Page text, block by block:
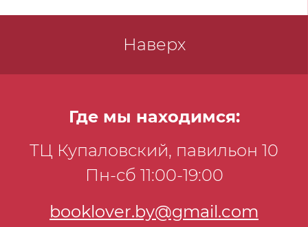
последних изменений налогового
широкому кругу читателей. Специальная
Наверх
Где мы находимся:
ТЦ Купаловский, павильон 10
Пн-сб 11:00-19:00
booklover.by@gmail.com